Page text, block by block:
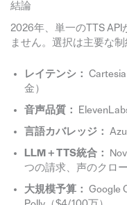
結論
2026年、単一のTTS
ません。選択は主要な制
レイテンシ：
金）
音声品質：
言語カバレッジ：
LLM＋TTS統合：
つの請求、声のクロ
大規模予算： Google